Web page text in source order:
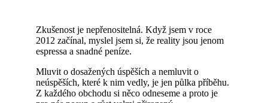
Zkušenost je nepřenositelná. Když jsem v roce
2012 začínal, myslel jsem si, že reality jsou jenom
espressa a snadné peníze.
Mluvit o dosažených úspěších a nemluvit o
neúspěších, které k nim vedly, je jen půlka příběhu.
Z každého obchodu si něco odneseme a proto je